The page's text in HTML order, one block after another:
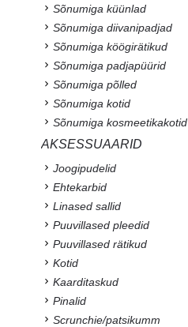
Sõnumiga küünlad
Sõnumiga diivanipadjad
Sõnumiga köögirätikud
Sõnumiga padjapüürid
Sõnumiga põlled
Sõnumiga kotid
Sõnumiga kosmeetikakotid
AKSESSUAARID
Joogipudelid
Ehtekarbid
Linased sallid
Puuvillased pleedid
Puuvillased rätikud
Kotid
Kaarditaskud
Pinalid
Scrunchie/patsikumm